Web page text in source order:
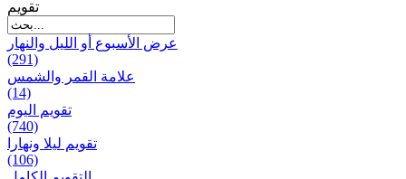
تقويم
عرض الأسبوع أو الليل والنهار
(291)
علامة القمر والشمس
(14)
تقویم الیوم
(740)
تقويم ليلا ونهارا
(106)